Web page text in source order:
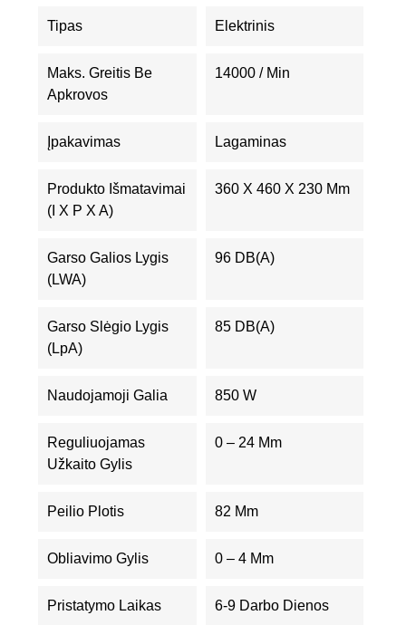
Tipas Elektrinis
Maks. Greitis Be
Apkrovos
14000 / Min
Įpakavimas Lagaminas
Produkto Išmatavimai
(I X P X A)
360 X 460 X 230 Mm
Garso Galios Lygis
(LWA)
96 DB(A)
Garso Slėgio Lygis
(LpA)
85 DB(A)
Naudojamoji Galia 850 W
Reguliuojamas
Užkaito Gylis
0 – 24 Mm
Peilio Plotis 82 Mm
Obliavimo Gylis 0 – 4 Mm
Pristatymo Laikas 6-9 Darbo Dienos